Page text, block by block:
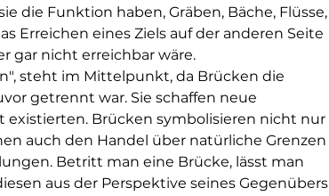
die Funktion haben, Gräben, Bäche, Flüsse,
Erreichen eines Ziels auf der anderen Seite
gar nicht erreichbar wäre.
steht im Mittelpunkt, da Brücken die
getrennt war. Sie schaffen neue
Brücken symbolisieren nicht nur
auch den Handel über natürliche Grenzen
Betritt man eine Brücke, lässt man
aus der Perspektive seines Gegenübers